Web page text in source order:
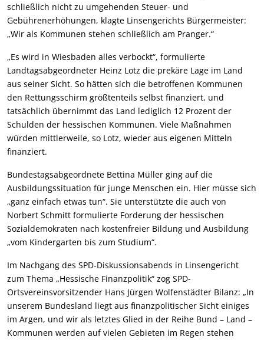
schließlich nicht zu umgehenden Steuer- und
Gebührenerhöhungen, klagte Linsengerichts Bürgermeister:
„Wir als Kommunen stehen schließlich am Pranger.“
„Es wird in Wiesbaden alles verbockt“, formulierte
Landtagsabgeordneter Heinz Lotz die prekäre Lage im Land
aus seiner Sicht. So hätten sich die betroffenen Kommunen
den Rettungsschirm größtenteils selbst finanziert, und
tatsächlich übernimmt das Land lediglich 12 Prozent der
Schulden der hessischen Kommunen. Viele Maßnahmen
würden mittlerweile, so Lotz, wieder aus eigenen Mitteln
finanziert.
Bundestagsabgeordnete Bettina Müller ging auf die
Ausbildungssituation für junge Menschen ein. Hier müsse sich
„ganz einfach etwas tun“. Sie unterstützte die auch von
Norbert Schmitt formulierte Forderung der hessischen
Sozialdemokraten nach kostenfreier Bildung und Ausbildung
„vom Kindergarten bis zum Studium“.
Im Nachgang des SPD-Diskussionsabends in Linsengericht
zum Thema „Hessische Finanzpolitik“ zog SPD-
Ortsvereinsvorsitzender Hans Jürgen Wolfenstädter Bilanz: „In
unserem Bundesland liegt aus finanzpolitischer Sicht einiges
im Argen, und wir als letztes Glied in der Reihe Bund – Land –
Kommunen werden auf vielen Gebieten im Regen stehen